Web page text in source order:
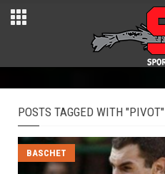
POSTS TAGGED WITH "PIVOT"
BASCHET